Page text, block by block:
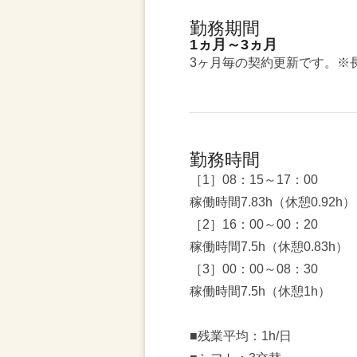
勤務期間
1ヵ月～3ヵ月
3ヶ月毎の契約更新です。※
勤務時間
［1］08：15～17：00
稼働時間7.83h（休憩0.92h）
［2］16：00～00：20
稼働時間7.5h（休憩0.83h）
［3］00：00～08：30
稼働時間7.5h（休憩1h）
■残業平均：1h/日